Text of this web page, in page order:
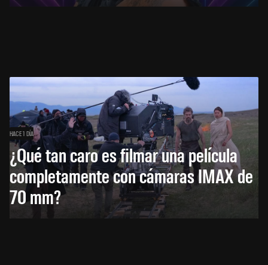
HACE 1 DÍA
¿Qué tan caro es filmar una película
completamente con cámaras IMAX de
70 mm?